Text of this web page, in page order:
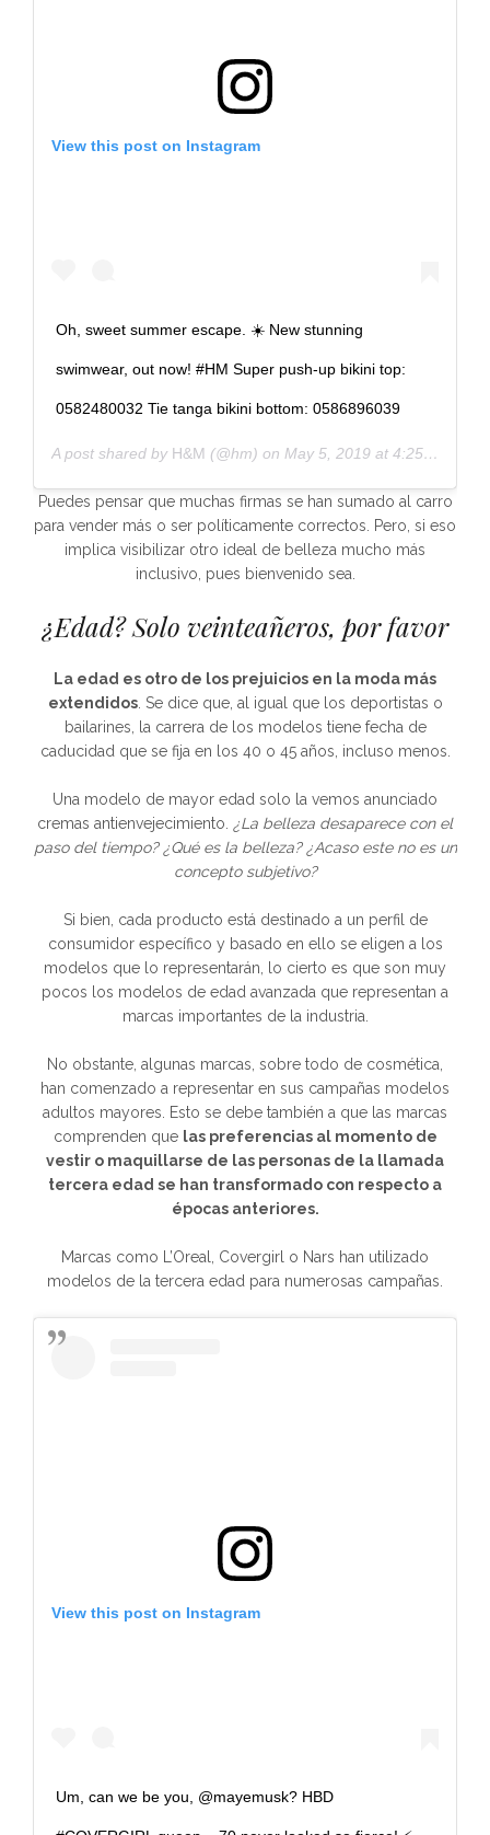
View this post on Instagram
Oh, sweet summer escape. ☀️ New stunning
swimwear, out now! #HM Super push-up bikini top:
0582480032 Tie tanga bikini bottom: 0586896039
A post shared by H&M (@hm) on May 5, 2019 at 4:25am PDT
Puedes pensar que muchas firmas se han sumado al carro
para vender más o ser políticamente correctos. Pero, si eso
implica visibilizar otro ideal de belleza mucho más
inclusivo, pues bienvenido sea.
¿Edad? Solo veinteañeros, por favor
La edad es otro de los prejuicios en la moda más
extendidos. Se dice que, al igual que los deportistas o
bailarines, la carrera de los modelos tiene fecha de
caducidad que se fija en los 40 o 45 años, incluso menos.
Una modelo de mayor edad solo la vemos anunciado
cremas antienvejecimiento. ¿La belleza desaparece con el
paso del tiempo? ¿Qué es la belleza? ¿Acaso este no es un
concepto subjetivo?
Si bien, cada producto está destinado a un perfil de
consumidor específico y basado en ello se eligen a los
modelos que lo representarán, lo cierto es que son muy
pocos los modelos de edad avanzada que representan a
marcas importantes de la industria.
No obstante, algunas marcas, sobre todo de cosmética,
han comenzado a representar en sus campañas modelos
adultos mayores. Esto se debe también a que las marcas
comprenden que las preferencias al momento de
vestir o maquillarse de las personas de la llamada
tercera edad se han transformado con respecto a
épocas anteriores.
Marcas como L’Oreal, Covergirl o Nars han utilizado
modelos de la tercera edad para numerosas campañas.
View this post on Instagram
Um, can we be you, @mayemusk? HBD